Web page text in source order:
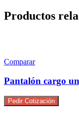
Productos
Comparar
Pantalón cargo
Pedir Cotización